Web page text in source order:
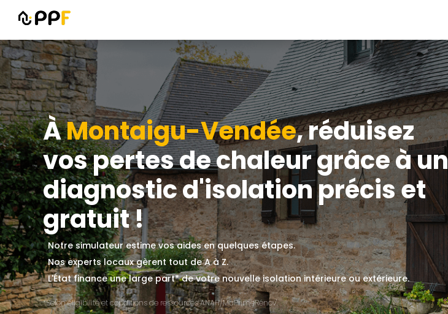
ÀMontaigu-Vendée, réduisez
vos pertes de chaleur grâce à un
diagnostic d'isolation précis et
gratuit !
Notre simulateur estime vos aides en quelques étapes.
Nos experts locaux gèrent tout de A à Z.
L'État finance une large part* de votre nouvelle isolation intérieure ou extérieure.
*Selon éligibilité et conditions de ressources ANAH/MaPrimeRénov'.